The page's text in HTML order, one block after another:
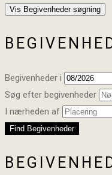
Vis Begivenheder søgning
Begivenheder i
Søg efter begivenheder
I nærheden af